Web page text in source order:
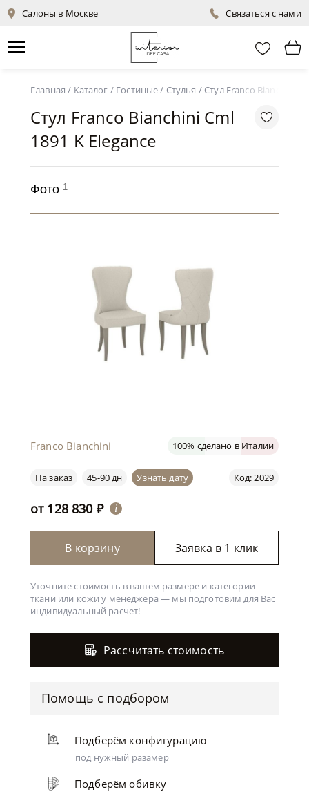
Салоны в Москве Связаться с нами
Главная / Каталог / Гостиные/ Стулья / Стул Franco Bianchini
Стул Franco Bianchini Cml
1891 K Elegance
Фото 1
Franco Bianchini 100% сделано в Италии
Код: 2029
На заказ 45-90 дн Узнать дату
от 128 830 ₽ i
В корзину Заявка в 1 клик
Уточните стоимость в вашем размере и категории
ткани или кожи у менеджера — мы подготовим для Вас
индивидуальный расчет!
Рассчитать стоимость
Помощь с подбором
Подберём конфигурацию
под нужный разамер
Подберём обивку